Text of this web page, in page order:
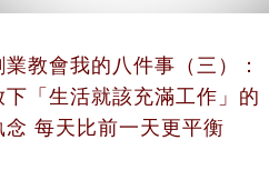
業教會我的八件事（三）：
下「生活就該充滿工作」的
念 每天比前一天更平衡